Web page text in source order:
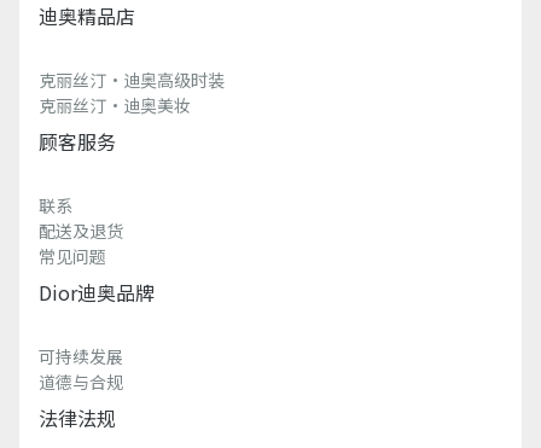
迪奥精品店
克丽丝汀·迪奥高级时装
克丽丝汀·迪奥美妆
顾客服务
联系
配送及退货
常见问题
Dior迪奥品牌
可持续发展
道德与合规
法律法规